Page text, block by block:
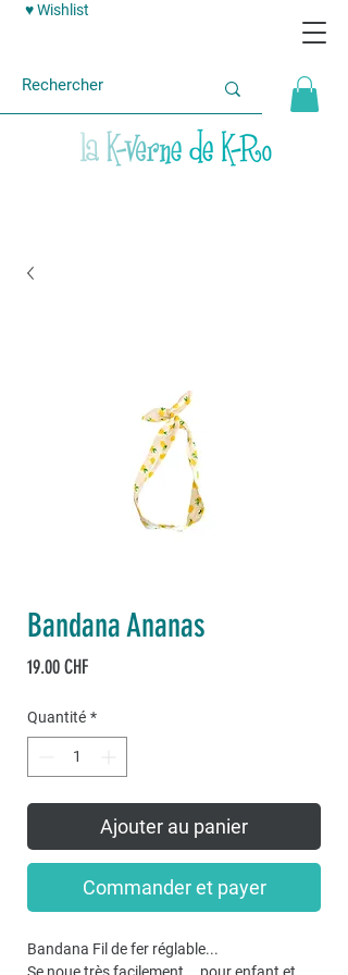
♥ Wishlist
Bandana Ananas
19.00 CHFPrix
Quantité *
Ajouter au panier
Commander et payer
Bandana Fil de fer réglable...